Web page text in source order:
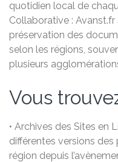
quotidien local de
Collaborative :
préservation des
selon les régions,
plusieurs
Vous
• Archives des Sites en
différentes versions
région depuis